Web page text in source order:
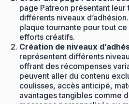
page Patreon présentant
différents niveaux
plaque tournante pour tout
efforts créatifs.
Création de niveaux
représentent différents
offrant des récompenses
peuvent aller du contenu
coulisses, accès anticipé,
avantages tangibles comme